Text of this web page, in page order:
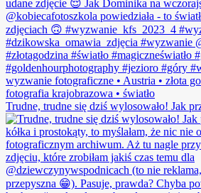
Trudne, trudne się dziś wylosowało! Jak